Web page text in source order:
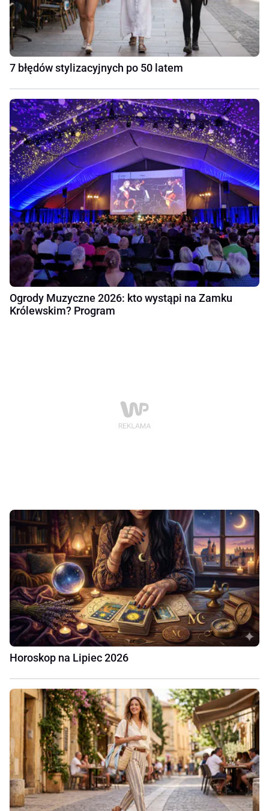
7 błędów stylizacyjnych po 50 latem
Ogrody Muzyczne 2026: kto wystąpi na Zamku
Królewskim? Program
Horoskop na Lipiec 2026